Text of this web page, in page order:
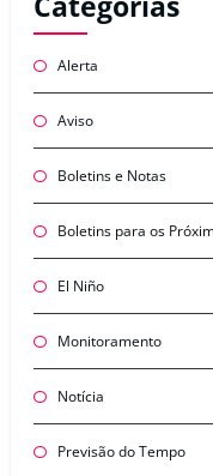
Alerta
Aviso
Boletins e Notas
Boletins para os
El Niño
Monitoramento
Notícia
Previsão do Tempo